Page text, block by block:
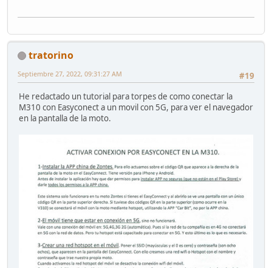
tratorino
#19
Septiembre 27, 2022, 09:31:27 AM
He redactado un tutorial para torpes de como conectar la
M310 con Easyconect a un movil con 5G, para ver el navegador
en la pantalla de la moto.